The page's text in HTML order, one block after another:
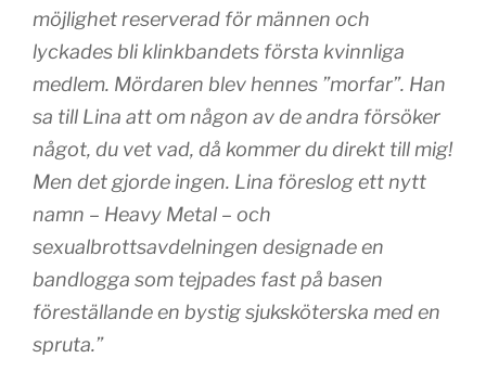
möjlighet reserverad för männen och
lyckades bli klinkbandets första kvinnliga
medlem. Mördaren blev hennes ”morfar”. Han
sa till Lina att om någon av de andra försöker
något, du vet vad, då kommer du direkt till mig!
Men det gjorde ingen. Lina föreslog ett nytt
namn – Heavy Metal – och
sexualbrottsavdelningen designade en
bandlogga som tejpades fast på basen
föreställande en bystig sjuksköterska med en
spruta.”